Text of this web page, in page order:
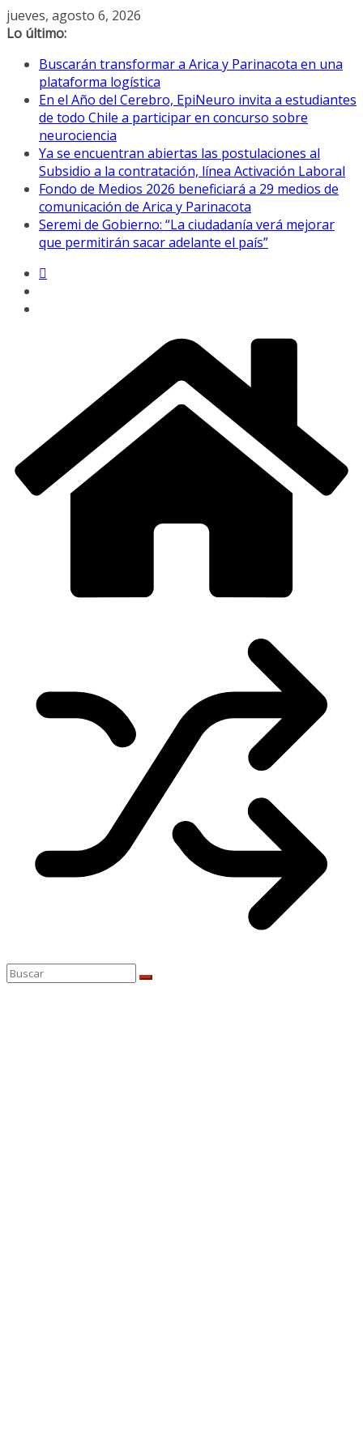
Saltar
al
jueves, agosto 6, 2026
Lo último:
Buscarán transformar a Arica y Parinacota en una
plataforma logística
En el Año del Cerebro, EpiNeuro invita a estudiantes
de todo Chile a participar en concurso sobre
neurociencia
Ya se encuentran abiertas las postulaciones al
Subsidio a la contratación, línea Activación Laboral
Fondo de Medios 2026 beneficiará a 29 medios de
comunicación de Arica y Parinacota
Seremi de Gobierno: “La ciudadanía verá mejorar
que permitirán sacar adelante el país”